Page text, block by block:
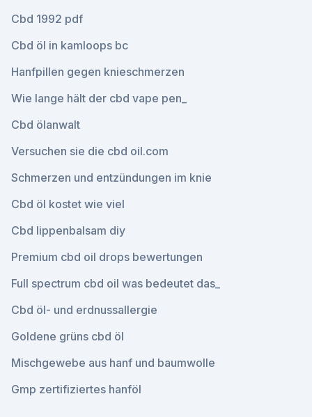
Cbd 1992 pdf
Cbd öl in kamloops bc
Hanfpillen gegen knieschmerzen
Wie lange hält der cbd vape pen_
Cbd ölanwalt
Versuchen sie die cbd oil.com
Schmerzen und entzündungen im knie
Cbd öl kostet wie viel
Cbd lippenbalsam diy
Premium cbd oil drops bewertungen
Full spectrum cbd oil was bedeutet das_
Cbd öl- und erdnussallergie
Goldene grüns cbd öl
Mischgewebe aus hanf und baumwolle
Gmp zertifiziertes hanföl